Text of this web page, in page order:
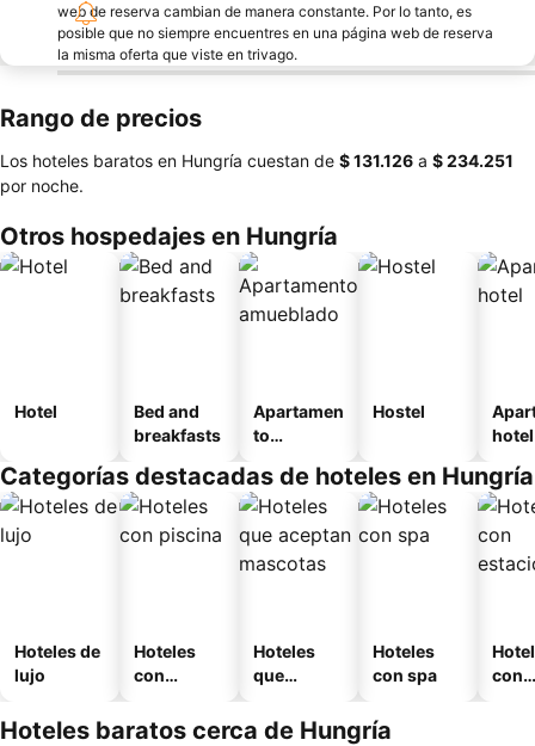
web de reserva cambian de manera constante. Por lo tanto, es
posible que no siempre encuentres en una página web de reserva
la misma oferta que viste en trivago.
Rango de precios
Los hoteles baratos en Hungría cuestan de ‎$ 131.126 a ‎$ 234.251
por noche.
Otros hospedajes en Hungría
Hotel
Bed and
breakfasts
Apartamen
to
o
Hostel
hotel
Categorías destacadas de hoteles en Hungría
Hoteles de
lujo
Hoteles
con
Hoteles
que
mascotas
Hoteles
con spa
con
Hoteles baratos cerca de Hungría